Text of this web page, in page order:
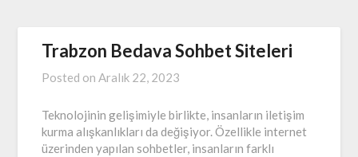
Trabzon Bedava Sohbet Siteleri
Posted onAralık 22, 2023
Teknolojinin gelişimiyle birlikte, insanların iletişim
kurma alışkanlıkları da değişiyor. Özellikle internet
üzerinden yapılan sohbetler, insanların farklı